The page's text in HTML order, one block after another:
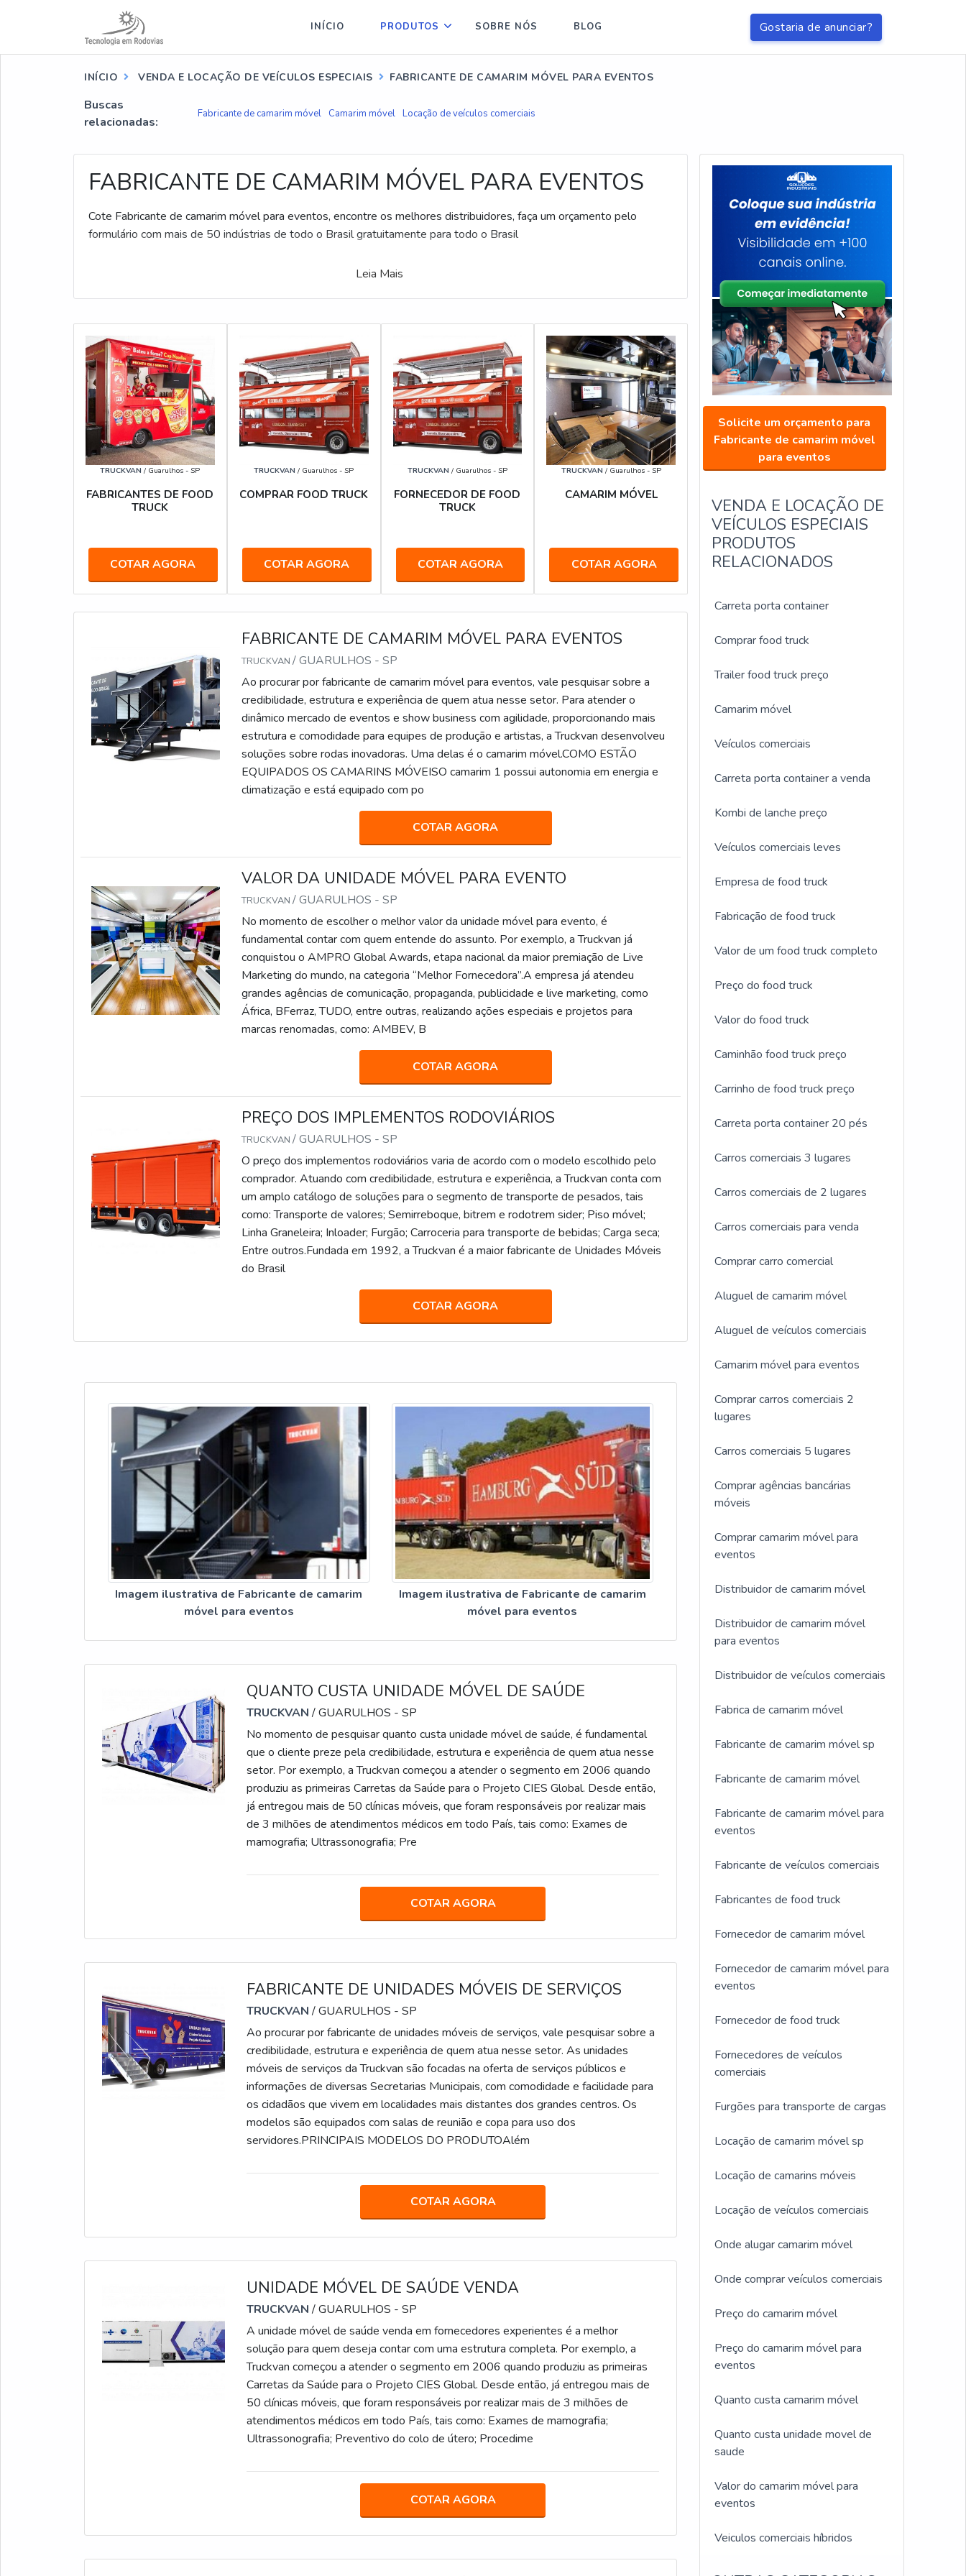
Gostaria de anunciar?
INÍCIO PRODUTOS SOBRE NÓS BLOG
INÍCIO VENDA E LOCAÇÃO DE VEÍCULOS ESPECIAIS FABRICANTE DE CAMARIM MÓVEL PARA EVENTOS
Buscas
relacionadas:
Fabricante de camarim móvel Camarim móvel Locação de veículos comerciais
FABRICANTE DE CAMARIM MÓVEL PARA EVENTOS
Cote Fabricante de camarim móvel para eventos, encontre os melhores distribuidores, faça um orçamento pelo
formulário com mais de 50 indústrias de todo o Brasil gratuitamente para todo o Brasil
Leia Mais
TRUCKVAN / Guarulhos - SP
FABRICANTES DE FOOD
TRUCK
COTAR AGORA
TRUCKVAN / Guarulhos - SP
COMPRAR FOOD TRUCK
COTAR AGORA
TRUCKVAN / Guarulhos - SP
FORNECEDOR DE FOOD
TRUCK
COTAR AGORA
TRUCKVAN / Guarulhos - SP
CAMARIM MÓVEL
COTAR AGORA
FABRICANTE DE CAMARIM MÓVEL PARA EVENTOS
TRUCKVAN / GUARULHOS - SP
Ao procurar por fabricante de camarim móvel para eventos, vale pesquisar sobre a
credibilidade, estrutura e experiência de quem atua nesse setor. Para atender o
dinâmico mercado de eventos e show business com agilidade, proporcionando mais
estrutura e comodidade para equipes de produção e artistas, a Truckvan desenvolveu
soluções sobre rodas inovadoras. Uma delas é o camarim móvel.COMO ESTÃO
EQUIPADOS OS CAMARINS MÓVEISO camarim 1 possui autonomia em energia e
climatização e está equipado com po
COTAR AGORA
VALOR DA UNIDADE MÓVEL PARA EVENTO
TRUCKVAN / GUARULHOS - SP
No momento de escolher o melhor valor da unidade móvel para evento, é
fundamental contar com quem entende do assunto. Por exemplo, a Truckvan já
conquistou o AMPRO Global Awards, etapa nacional da maior premiação de Live
Marketing do mundo, na categoria “Melhor Fornecedora”.A empresa já atendeu
grandes agências de comunicação, propaganda, publicidade e live marketing, como
África, BFerraz, TUDO, entre outras, realizando ações especiais e projetos para
marcas renomadas, como: AMBEV, B
COTAR AGORA
PREÇO DOS IMPLEMENTOS RODOVIÁRIOS
TRUCKVAN / GUARULHOS - SP
O preço dos implementos rodoviários varia de acordo com o modelo escolhido pelo
comprador. Atuando com credibilidade, estrutura e experiência, a Truckvan conta com
um amplo catálogo de soluções para o segmento de transporte de pesados, tais
como: Transporte de valores; Semirreboque, bitrem e rodotrem sider; Piso móvel;
Linha Graneleira; Inloader; Furgão; Carroceria para transporte de bebidas; Carga seca;
Entre outros.Fundada em 1992, a Truckvan é a maior fabricante de Unidades Móveis
do Brasil
COTAR AGORA
Imagem ilustrativa de Fabricante de camarim
móvel para eventos
Imagem ilustrativa de Fabricante de camarim
móvel para eventos
QUANTO CUSTA UNIDADE MÓVEL DE SAÚDE
TRUCKVAN/ GUARULHOS - SP
No momento de pesquisar quanto custa unidade móvel de saúde, é fundamental
que o cliente preze pela credibilidade, estrutura e experiência de quem atua nesse
setor. Por exemplo, a Truckvan começou a atender o segmento em 2006 quando
produziu as primeiras Carretas da Saúde para o Projeto CIES Global. Desde então,
já entregou mais de 50 clínicas móveis, que foram responsáveis por realizar mais
de 3 milhões de atendimentos médicos em todo País, tais como: Exames de
mamografia; Ultrassonografia; Pre
COTAR AGORA
FABRICANTE DE UNIDADES MÓVEIS DE SERVIÇOS
TRUCKVAN/ GUARULHOS - SP
Ao procurar por fabricante de unidades móveis de serviços, vale pesquisar sobre a
credibilidade, estrutura e experiência de quem atua nesse setor. As unidades
móveis de serviços da Truckvan são focadas na oferta de serviços públicos e
informações de diversas Secretarias Municipais, com comodidade e facilidade para
os cidadãos que vivem em localidades mais distantes dos grandes centros. Os
modelos são equipados com salas de reunião e copa para uso dos
servidores.PRINCIPAIS MODELOS DO PRODUTOAlém
COTAR AGORA
UNIDADE MÓVEL DE SAÚDE VENDA
TRUCKVAN/ GUARULHOS - SP
A unidade móvel de saúde venda em fornecedores experientes é a melhor
solução para quem deseja contar com uma estrutura completa. Por exemplo, a
Truckvan começou a atender o segmento em 2006 quando produziu as primeiras
Carretas da Saúde para o Projeto CIES Global. Desde então, já entregou mais de
50 clínicas móveis, que foram responsáveis por realizar mais de 3 milhões de
atendimentos médicos em todo País, tais como: Exames de mamografia;
Ultrassonografia; Preventivo do colo de útero; Procedime
COTAR AGORA
Solicite um orçamento para
Fabricante de camarim móvel
para eventos
VENDA E LOCAÇÃO DE
VEÍCULOS ESPECIAIS
PRODUTOS
RELACIONADOS
Carreta porta container
Comprar food truck
Trailer food truck preço
Camarim móvel
Veículos comerciais
Carreta porta container a venda
Kombi de lanche preço
Veículos comerciais leves
Empresa de food truck
Fabricação de food truck
Valor de um food truck completo
Preço do food truck
Valor do food truck
Caminhão food truck preço
Carrinho de food truck preço
Carreta porta container 20 pés
Carros comerciais 3 lugares
Carros comerciais de 2 lugares
Carros comerciais para venda
Comprar carro comercial
Aluguel de camarim móvel
Aluguel de veículos comerciais
Camarim móvel para eventos
Comprar carros comerciais 2
lugares
Carros comerciais 5 lugares
Comprar agências bancárias
móveis
Comprar camarim móvel para
eventos
Distribuidor de camarim móvel
Distribuidor de camarim móvel
para eventos
Distribuidor de veículos comerciais
Fabrica de camarim móvel
Fabricante de camarim móvel sp
Fabricante de camarim móvel
Fabricante de camarim móvel para
eventos
Fabricante de veículos comerciais
Fabricantes de food truck
Fornecedor de camarim móvel
Fornecedor de camarim móvel para
eventos
Fornecedor de food truck
Fornecedores de veículos
comerciais
Furgões para transporte de cargas
Locação de camarim móvel sp
Locação de camarins móveis
Locação de veículos comerciais
Onde alugar camarim móvel
Onde comprar veículos comerciais
Preço do camarim móvel
Preço do camarim móvel para
eventos
Quanto custa camarim móvel
Quanto custa unidade movel de
saude
Valor do camarim móvel para
eventos
Veiculos comerciais híbridos